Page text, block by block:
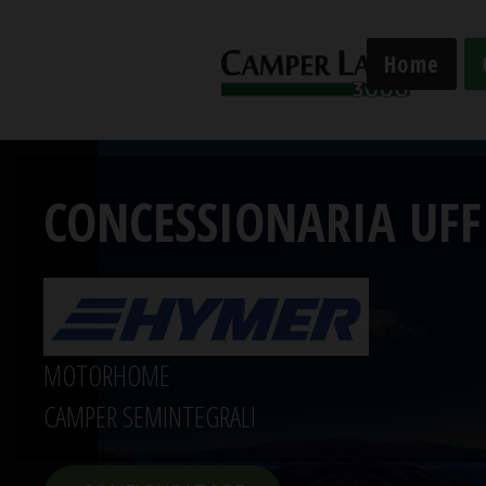
Home
CONCESSIONARIA
MOTORHOME
CAMPER SEMINTEGRALI
CONCESSIONARIA
Concessionario